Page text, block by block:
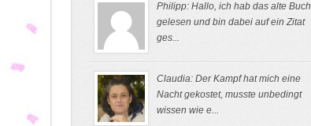
Philipp: Hallo, ich hab das alte Buch
gelesen und bin dabei auf ein Zitat
ges...
Claudia: Der Kampf hat mich eine
Nacht gekostet, musste unbedingt
wissen wie e...